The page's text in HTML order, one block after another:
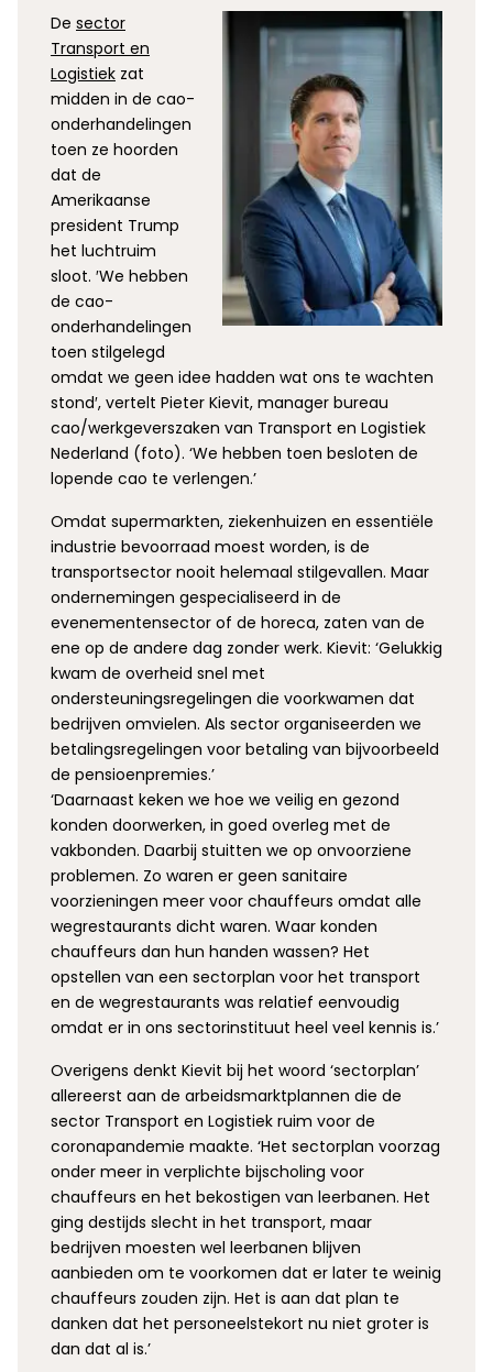
De sector
Transport en
Logistiek zat
midden in de cao-
onderhandelingen
toen ze hoorden
dat de
Amerikaanse
president Trump
het luchtruim
sloot. ′We hebben
de cao-
onderhandelingen
toen stilgelegd
omdat we geen idee hadden wat ons te wachten
stond′, vertelt Pieter Kievit, manager bureau
cao/werkgeverszaken van Transport en Logistiek
Nederland (foto). ‘We hebben toen besloten de
lopende cao te verlengen.’
Omdat supermarkten, ziekenhuizen en essentiële
industrie bevoorraad moest worden, is de
transportsector nooit helemaal stilgevallen. Maar
ondernemingen gespecialiseerd in de
evenementensector of de horeca, zaten van de
ene op de andere dag zonder werk. Kievit: ‘Gelukkig
kwam de overheid snel met
ondersteuningsregelingen die voorkwamen dat
bedrijven omvielen. Als sector organiseerden we
betalingsregelingen voor betaling van bijvoorbeeld
de pensioenpremies.’
‘Daarnaast keken we hoe we veilig en gezond
konden doorwerken, in goed overleg met de
vakbonden. Daarbij stuitten we op onvoorziene
problemen. Zo waren er geen sanitaire
voorzieningen meer voor chauffeurs omdat alle
wegrestaurants dicht waren. Waar konden
chauffeurs dan hun handen wassen? Het
opstellen van een sectorplan voor het transport
en de wegrestaurants was relatief eenvoudig
omdat er in ons sectorinstituut heel veel kennis is.’
Overigens denkt Kievit bij het woord ‘sectorplan’
allereerst aan de arbeidsmarktplannen die de
sector Transport en Logistiek ruim voor de
coronapandemie maakte. ‘Het sectorplan voorzag
onder meer in verplichte bijscholing voor
chauffeurs en het bekostigen van leerbanen. Het
ging destijds slecht in het transport, maar
bedrijven moesten wel leerbanen blijven
aanbieden om te voorkomen dat er later te weinig
chauffeurs zouden zijn. Het is aan dat plan te
danken dat het personeelstekort nu niet groter is
dan dat al is.’